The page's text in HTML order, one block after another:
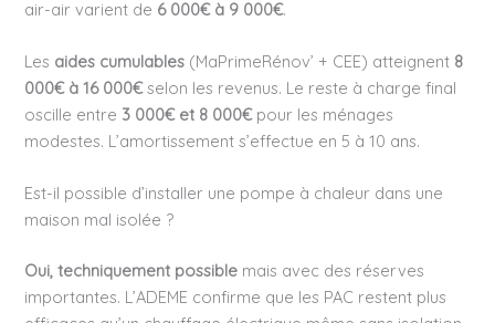
air-air varient de 6 000€ à 9 000€.
Les aides cumulables (MaPrimeRénov’ + CEE) atteignent 8
000€ à 16 000€selon les revenus. Le reste à charge final
oscille entre 3 000€ et 8 000€pour les ménages
modestes. L’amortissement s’effectue en 5 à 10 ans.
Est-il possible d’installer une pompe à chaleur dans une
maison mal isolée ?
Oui, techniquement possible mais avec des réserves
importantes. L’ADEME confirme que les PAC restent plus